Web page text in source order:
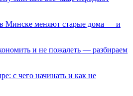
Минске меняют старые дома — и
и не пожалеть — разбираем
с чего начинать и как не